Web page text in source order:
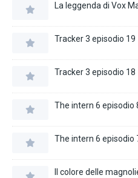
La leggenda di Vox
Tracker 3 episodio 19
Tracker 3 episodio 18
The intern 6 episodio
The intern 6 episodio
Il colore delle